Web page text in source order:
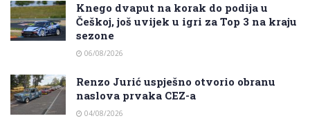
Knego dvaput na korak do podija u
Češkoj, još uvijek u igri za Top 3 na kraju
sezone
06/08/2026
Renzo Jurić uspješno otvorio obranu
naslova prvaka CEZ-a
04/08/2026